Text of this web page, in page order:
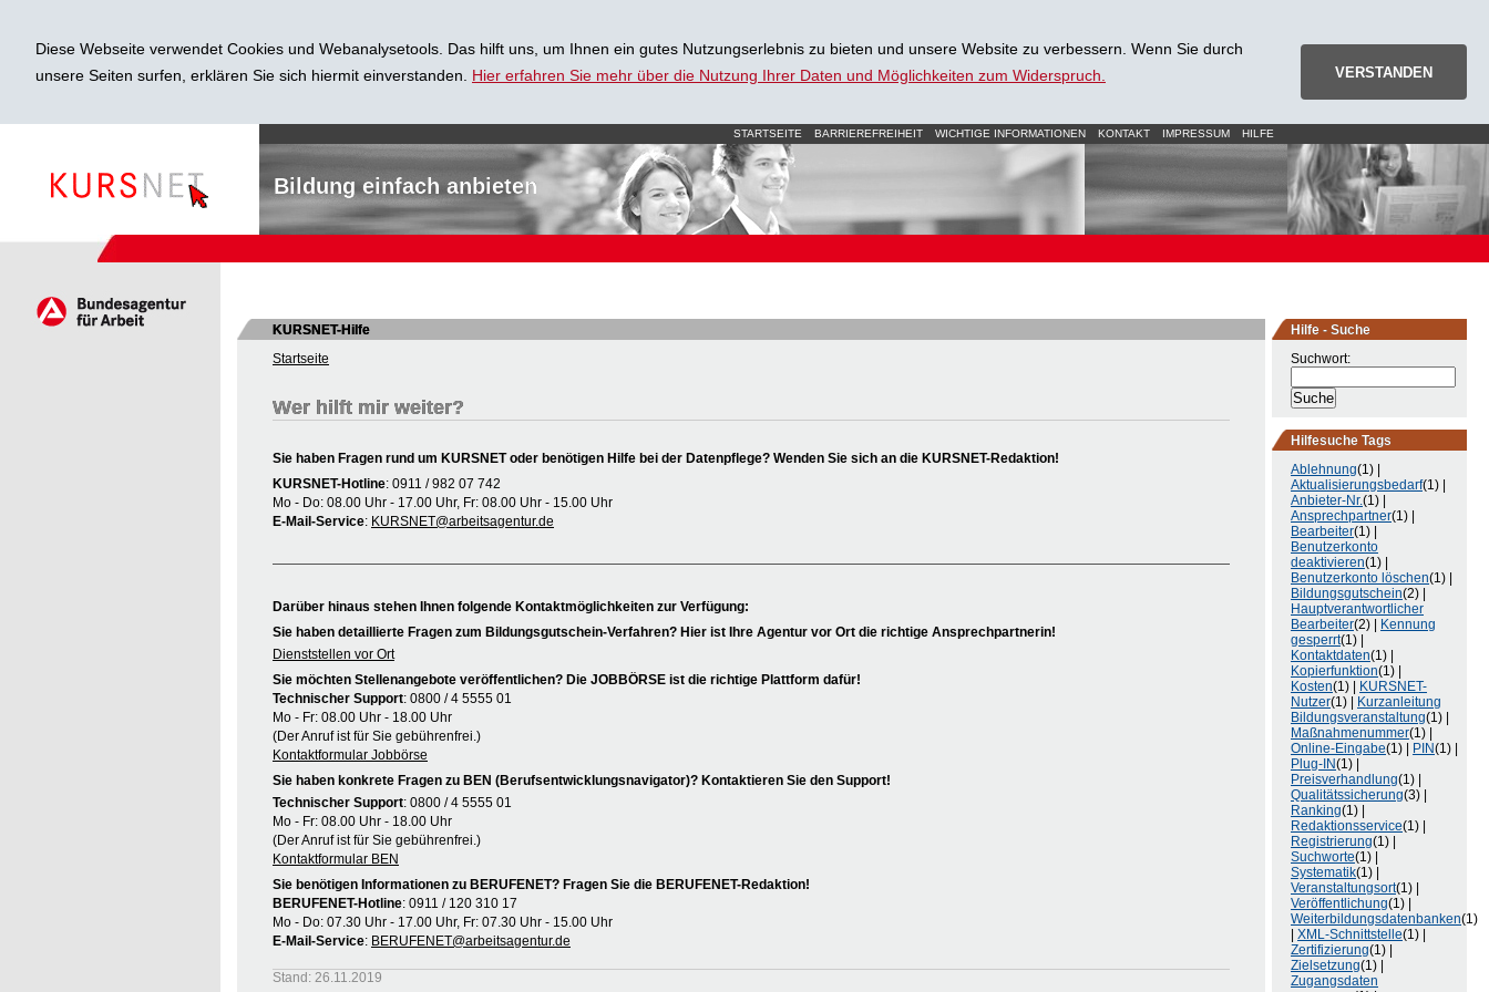
Diese Webseite verwendet Cookies und Webanalysetools. Das hilft uns, um Ihnen ein gutes Nutzungserlebnis zu bieten und unsere Website zu verbessern. Wenn Sie durch
unsere Seiten surfen, erklären Sie sich hiermit einverstanden. Hier erfahren Sie mehr über die Nutzung Ihrer Daten und Möglichkeiten zum Widerspruch. VERSTANDEN
STARTSEITE BARRIEREFREIHEIT WICHTIGE INFORMATIONEN KONTAKT IMPRESSUM HILFE
Bildung einfach anbieten
Hilfe - Suche
Suchwort:
Hilfesuche Tags
Ablehnung(1) |
Aktualisierungsbedarf(1) |
Anbieter-Nr.(1) |
Ansprechpartner(1) |
Bearbeiter(1) |
Benutzerkonto
deaktivieren(1) |
Benutzerkonto löschen(1) |
Bildungsgutschein(2) |
Hauptverantwortlicher
Bearbeiter(2) |
Kennung
gesperrt(1) |
Kontaktdaten(1) |
Kopierfunktion(1) |
Kosten(1) |
KURSNET-
Nutzer(1) |
Kurzanleitung
Bildungsveranstaltung(1) |
Maßnahmenummer(1) |
Online-Eingabe(1) | PIN(1) |
Plug-IN(1) |
Preisverhandlung(1) |
Qualitätssicherung(3) |
Ranking(1) |
Redaktionsservice(1) |
Registrierung(1) |
Suchworte(1) |
Systematik(1) |
Veranstaltungsort(1) |
Veröffentlichung(1) |
Weiterbildungsdatenbanken(1)
XML-Schnittstelle(1) |
Zertifizierung(1) |
Zielsetzung(1) |
Zugangsdaten
KURSNET-Hilfe
Startseite
Wer hilft mir weiter?
Sie haben Fragen rund um KURSNET oder benötigen Hilfe bei der Datenpflege? Wenden Sie sich an die KURSNET-Redaktion!
KURSNET-Hotline: 0911 / 982 07 742
Mo - Do: 08.00 Uhr - 17.00 Uhr, Fr: 08.00 Uhr - 15.00 Uhr
E-Mail-Service: KURSNET@arbeitsagentur.de
Darüber hinaus stehen Ihnen folgende Kontaktmöglichkeiten zur Verfügung:
Sie haben detaillierte Fragen zum Bildungsgutschein-Verfahren? Hier ist Ihre Agentur vor Ort die richtige Ansprechpartnerin!
Dienststellen vor Ort
Sie möchten Stellenangebote veröffentlichen? Die JOBBÖRSE ist die richtige Plattform dafür!
Technischer Support: 0800 / 4 5555 01
Mo - Fr: 08.00 Uhr - 18.00 Uhr
(Der Anruf ist für Sie gebührenfrei.)
Kontaktformular Jobbörse
Sie haben konkrete Fragen zu BEN (Berufsentwicklungsnavigator)? Kontaktieren Sie den Support!
Technischer Support: 0800 / 4 5555 01
Mo - Fr: 08.00 Uhr - 18.00 Uhr
(Der Anruf ist für Sie gebührenfrei.)
Kontaktformular BEN
Sie benötigen Informationen zu BERUFENET? Fragen Sie die BERUFENET-Redaktion!
BERUFENET-Hotline: 0911 / 120 310 17
Mo - Do: 07.30 Uhr - 17.00 Uhr, Fr: 07.30 Uhr - 15.00 Uhr
E-Mail-Service: BERUFENET@arbeitsagentur.de
Stand: 26.11.2019